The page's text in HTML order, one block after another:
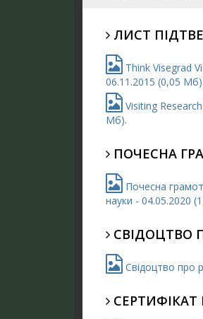
ЛИСТ
Think Visegrad
06.11.2015 (0,05
Visiting
Мб).
ПОЧЕСНА
Почесна
науки - 04.05.2020
СВІДОЦТВО
Свідоцтво про